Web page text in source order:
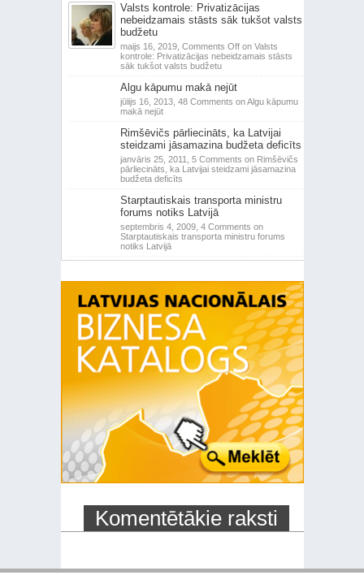
Valsts kontrole: Privatizācijas
nebeidzamais stāsts sāk tukšot valsts
budžetu
maijs 16, 2019, Comments Offon Valsts
kontrole: Privatizācijas nebeidzamais stāsts
sāk tukšot valsts budžetu
Algu kāpumu makā nejūt
jūlijs 16, 2013, 48 Comments on Algu kāpumu
makā nejūt
Rimšēvičs pārliecināts, ka Latvijai
steidzami jāsamazina budžeta deficīts
janvāris 25, 2011, 5 Comments on Rimšēvičs
pārliecināts, ka Latvijai steidzami jāsamazina
budžeta deficīts
Starptautiskais transporta ministru
forums notiks Latvijā
septembris 4, 2009, 4 Comments on
Starptautiskais transporta ministru forums
notiks Latvijā
Komentētākie raksti